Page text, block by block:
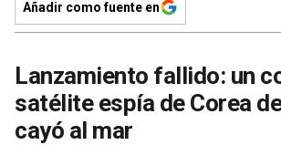
Añadir como fuente en
Lanzamiento fallido: un
satélite espía de Corea
cayó al mar